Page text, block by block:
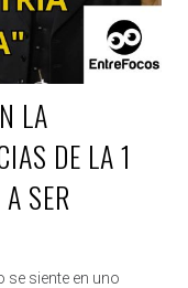
LA
DE LA 1
SER
se siente en uno